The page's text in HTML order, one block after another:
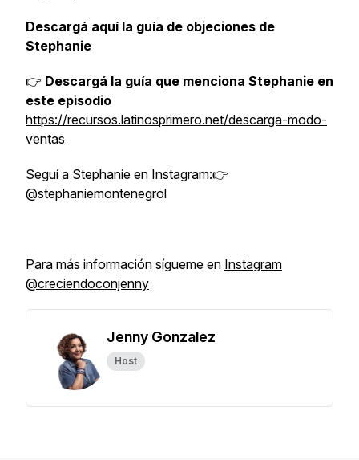
Descargá aquí la guía de objeciones de
Stephanie
👉 Descargá la guía que menciona Stephanie en
este episodio
https://recursos.latinosprimero.net/descarga-modo-
ventas
Seguí a Stephanie en Instagram:👉
@stephaniemontenegrol
Para más información sígueme en Instagram
@creciendoconjenny
Jenny Gonzalez
Host